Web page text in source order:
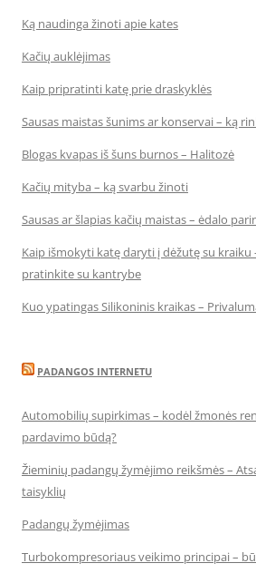
Ką naudinga žinoti apie kates
Kačių auklėjimas
Kaip pripratinti katę prie draskyklės
Sausas maistas šunims ar konservai – ką
Blogas kvapas iš šuns burnos – Halitozė
Kačių mityba – ką svarbu žinoti
Sausas ar šlapias kačių maistas – ėdalo
Kaip išmokyti katę daryti į dėžutę su
pratinkite su kantrybe
Kuo ypatingas Silikoninis kraikas –
PADANGOS INTERNETU
Automobilių supirkimas – kodėl žmonės
pardavimo būdą?
Žieminių padangų žymėjimo reikšmės –
taisyklių
Padangų žymėjimas
Turbokompresoriaus veikimo principai –